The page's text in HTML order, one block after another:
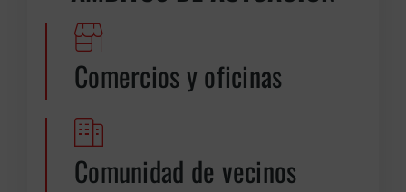
Comercios y oficinas
Comunidad de vecinos